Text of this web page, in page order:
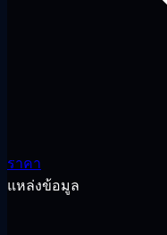
ราคา
แหล่งข้อมูล